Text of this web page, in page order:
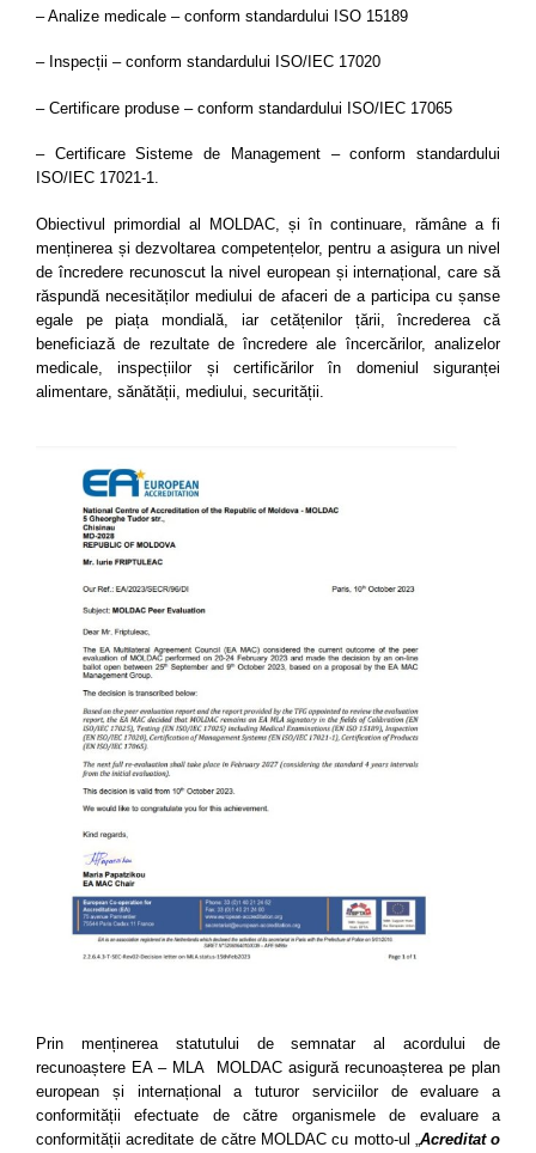
– Analize medicale – conform standardului ISO 15189
– Inspecții – conform standardului ISO/IEC 17020
– Certificare produse – conform standardului ISO/IEC 17065
– Certificare Sisteme de Management – conform standardului
ISO/IEC 17021-1.
Obiectivul primordial al MOLDAC, și în continuare, rămâne a fi
menținerea și dezvoltarea competențelor, pentru a asigura un nivel
de încredere recunoscut la nivel european și internațional, care să
răspundă necesităților mediului de afaceri de a participa cu șanse
egale pe piața mondială, iar cetățenilor țării, încrederea că
beneficiază de rezultate de încredere ale încercărilor, analizelor
medicale, inspecțiilor și certificărilor în domeniul siguranței
alimentare, sănătății, mediului, securității.
Prin menținerea statutului de semnatar al acordului de
recunoaștere EA – MLA MOLDAC asigură recunoașterea pe plan
european și internațional a tuturor serviciilor de evaluare a
conformității efectuate de către organismele de evaluare a
conformității acreditate de către MOLDAC cu motto-ul „Acreditat o